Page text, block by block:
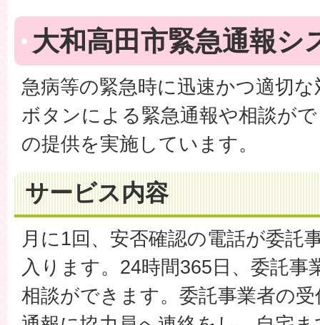
大和高田市緊急通報シ
急病等の緊急時に迅速かつ適切
ボタンによる緊急通報や相談が
の提供を実施しています。
サービス内容
月に1回、安否確認の電話が委託
入ります。24時間365日、委託事
相談ができます。委託事業者の